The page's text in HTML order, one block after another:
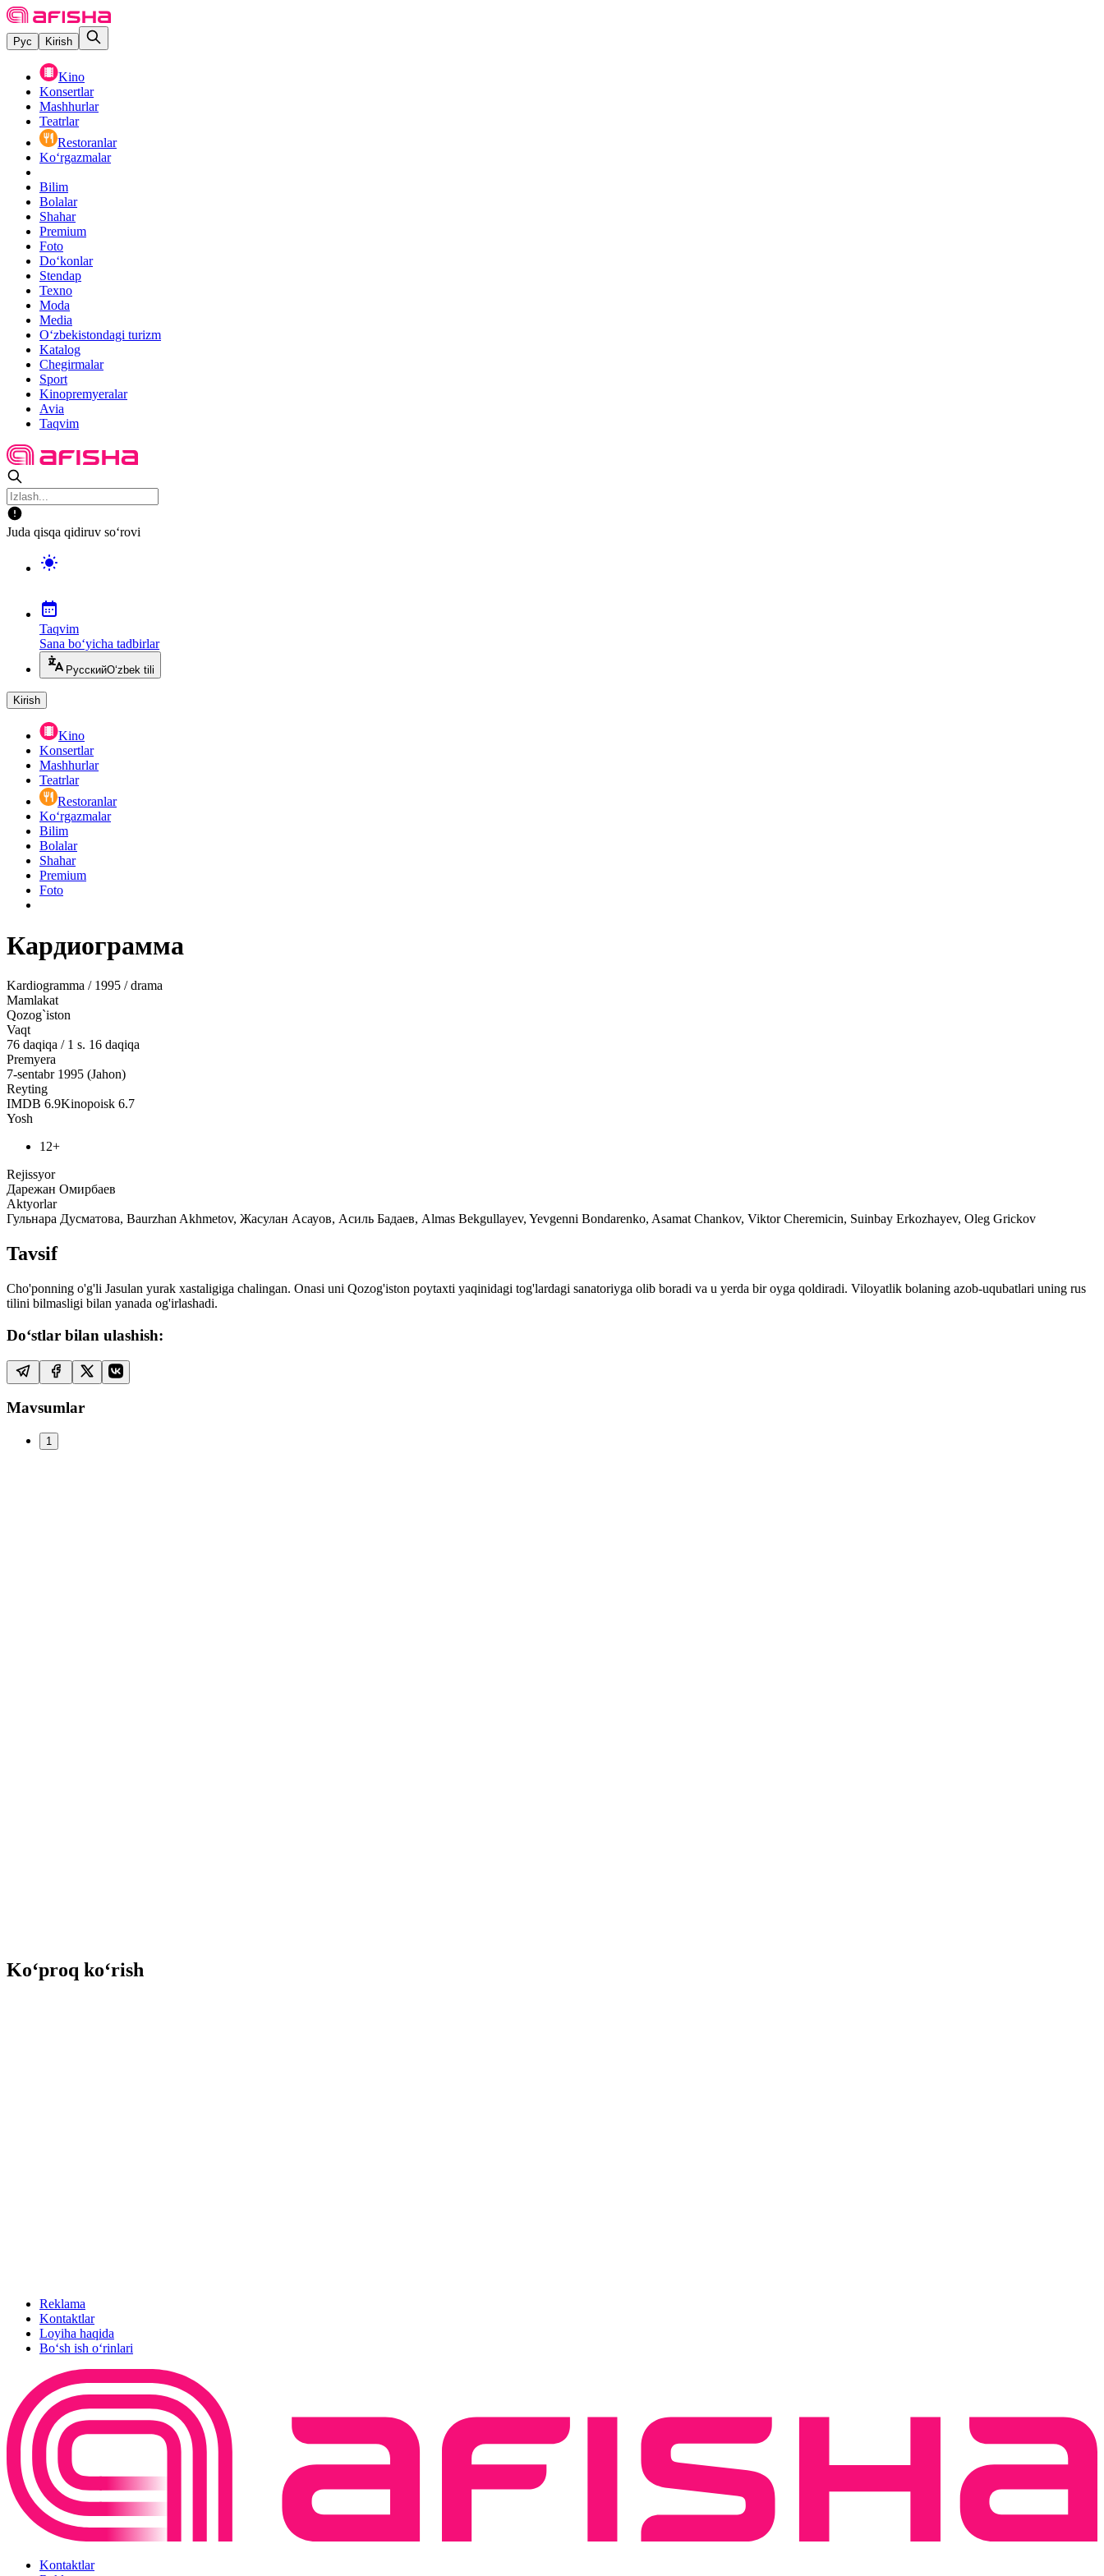
Рус Kirish
Kino
Konsertlar
Mashhurlar
Teatrlar
Restoranlar
Ko‘rgazmalar
Bilim
Bolalar
Shahar
Premium
Foto
Do‘konlar
Stendap
Texno
Moda
Media
O‘zbekistondagi turizm
Katalog
Chegirmalar
Sport
Kinopremyeralar
Avia
Taqvim
Juda qisqa qidiruv so‘rovi
Taqvim
Sana bo‘yicha tadbirlar
РусскийO‘zbek tili
Kirish
Kino
Konsertlar
Mashhurlar
Teatrlar
Restoranlar
Ko‘rgazmalar
Bilim
Bolalar
Shahar
Premium
Foto
Кардиограмма
Kardiogramma / 1995 / drama
Mamlakat
Qozog`iston
Vaqt
76 daqiqa / 1 s. 16 daqiqa
Premyera
7-sentabr 1995 (Jahon)
Reyting
IMDB 6.9Kinopoisk 6.7
Yosh
12+
Rejissyor
Дарежан Омирбаев
Aktyorlar
Гульнара Дусматова, Baurzhan Akhmetov, Жасулан Асауов, Асиль Бадаев, Almas Bekgullayev, Yevgenni Bondarenko, Asamat Chankov, Viktor Cheremicin, Suinbay Erkozhayev, Oleg Grickov
Tavsif
Cho'ponning o'g'li Jasulan yurak xastaligiga chalingan. Onasi uni Qozog'iston poytaxti yaqinidagi tog'lardagi sanatoriyga olib boradi va u yerda bir oyga qoldiradi. Viloyatlik bolaning azob-uqubatlari uning rus
tilini bilmasligi bilan yanada og'irlashadi.
Do‘stlar bilan ulashish:
Mavsumlar
1
Ko‘proq ko‘rish
Reklama
Kontaktlar
Loyiha haqida
Bo‘sh ish o‘rinlari
Kontaktlar